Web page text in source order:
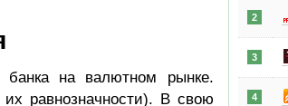
банка на валютном рынке.
равнозначности). В свою
2
3
4